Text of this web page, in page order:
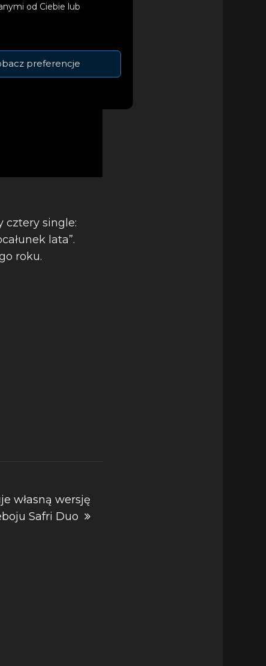
od Ciebie lub
preferencje
cztery single:
lata”.
roku.
własną wersję
Safri Duo